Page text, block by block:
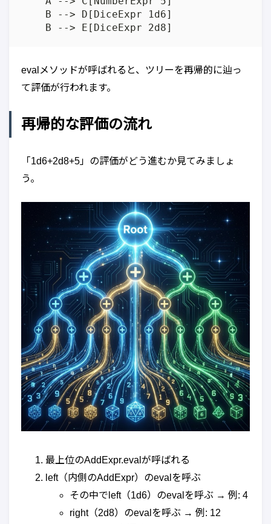
    B --> D[DiceExpr 1d6]
evalメソッドが呼ばれると、ツリーを再帰的に辿っ
て評価が行われます。
再帰的な評価の流れ
「1d6+2d8+5」の評価がどう進むか見てみましょ
う。
最上位のAddExpr.evalが呼ばれる
left（内側のAddExpr）のevalを呼ぶ
その中でleft（1d6）のevalを呼ぶ → 例: 4
right（2d8）のevalを呼ぶ → 例: 12